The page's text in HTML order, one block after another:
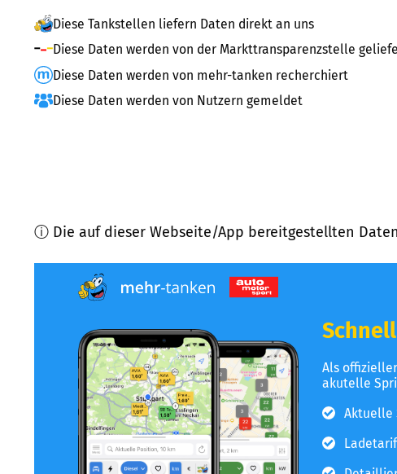
Diese Tankstellen liefern Daten direkt an uns
Diese Daten werden von der Markttransparenzstelle
Diese Daten werden von mehr-tanken recherchiert
Diese Daten werden von Nutzern gemeldet
ⓘ Die auf dieser Webseite/App bereitgestellten
Als
akutelle
Aktuelle